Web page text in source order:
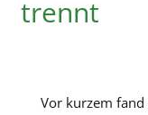
trennt
Vor kurzem fand